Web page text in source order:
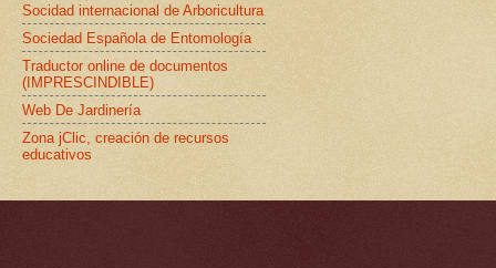
Socidad internacional de Arboricultura
Sociedad Española de Entomología
Traductor online de documentos
(IMPRESCINDIBLE)
Web De Jardinería
Zona jClic, creación de recursos
educativos